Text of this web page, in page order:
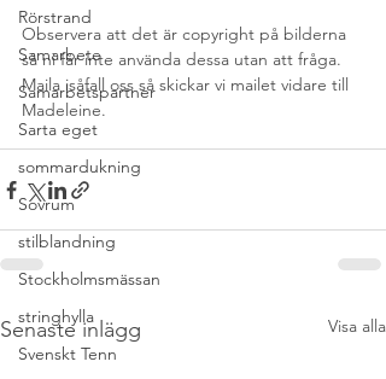
Rörstrand
Samarbete
Samarbetspartner
Sarta eget
sommardukning
Sovrum
stilblandning
Stockholmsmässan
stringhylla
Svenskt Tenn
Observera att det är copyright på bilderna
så ni får inte använda dessa utan att fråga.
Maila isåfall oss så skickar vi mailet vidare till
Madeleine.
Senaste inlägg Visa alla